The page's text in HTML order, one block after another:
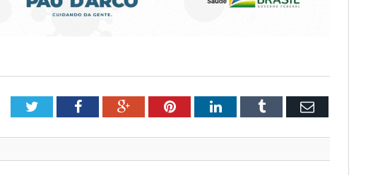
TwitterFacebookGoogle+PinterestLinkedInTumblr Email